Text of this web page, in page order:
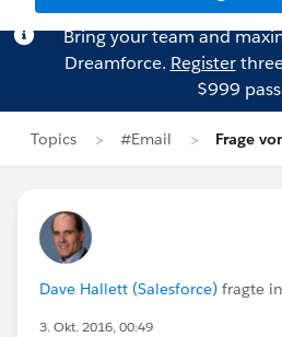
Bring your team and
Dreamforce. Register
$999
Topics #Email Frage
Dave Hallett (Salesforce) fragte in
3. Okt. 2016, 00:49